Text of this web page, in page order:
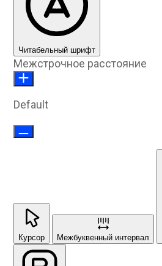
Читабельный шрифт
Межстрочное расстояние
Default
Курсор Межбуквенный интервал